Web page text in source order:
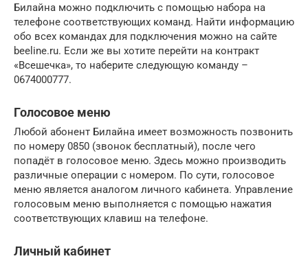
Билайна можно подключить с помощью набора на
телефоне соответствующих команд. Найти информацию
обо всех командах для подключения можно на сайте
beeline.ru. Если же вы хотите перейти на контракт
«Всешечка», то наберите следующую команду –
0674000777.
Голосовое меню
Любой абонент Билайна имеет возможность позвонить
по номеру 0850 (звонок бесплатный), после чего
попадёт в голосовое меню. Здесь можно производить
различные операции с номером. По сути, голосовое
меню является аналогом личного кабинета. Управление
голосовым меню выполняется с помощью нажатия
соответствующих клавиш на телефоне.
Личный кабинет